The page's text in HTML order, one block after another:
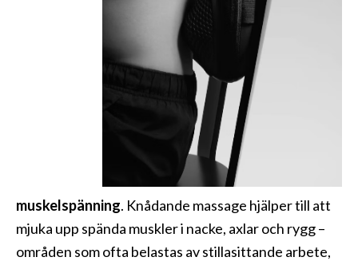
muskelspänning. Knådande massage hjälper till att
mjuka upp spända muskler i nacke, axlar och rygg –
områden som ofta belastas av stillasittande arbete,